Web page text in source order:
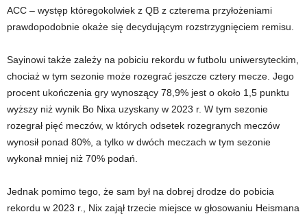
ACC – występ któregokolwiek z QB z czterema przyłożeniami
prawdopodobnie okaże się decydującym rozstrzygnięciem remisu.
Sayinowi także zależy na pobiciu rekordu w futbolu uniwersyteckim,
chociaż w tym sezonie może rozegrać jeszcze cztery mecze. Jego
procent ukończenia gry wynoszący 78,9% jest o około 1,5 punktu
wyższy niż wynik Bo Nixa uzyskany w 2023 r. W tym sezonie
rozegrał pięć meczów, w których odsetek rozegranych meczów
wynosił ponad 80%, a tylko w dwóch meczach w tym sezonie
wykonał mniej niż 70% podań.
Jednak pomimo tego, że sam był na dobrej drodze do pobicia
rekordu w 2023 r., Nix zajął trzecie miejsce w głosowaniu Heismana